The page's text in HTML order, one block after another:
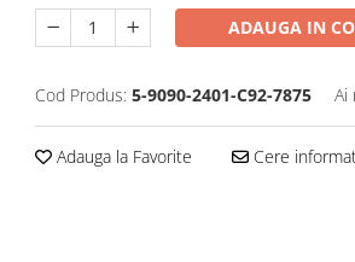
ADAUGA IN
Cod Produs: 5-9090-2401-C92-7875 Ai
Adauga la Favorite Cere